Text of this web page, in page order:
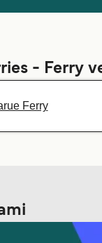
- Ferry
Ferry